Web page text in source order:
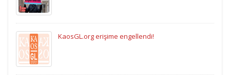
KaosGL.org erişime engellendi!